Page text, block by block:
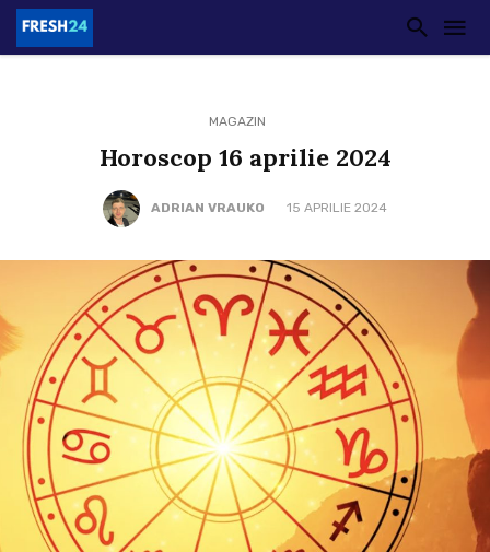
MAGAZIN
Horoscop 16 aprilie 2024
ADRIAN VRAUKO 15 APRILIE 2024